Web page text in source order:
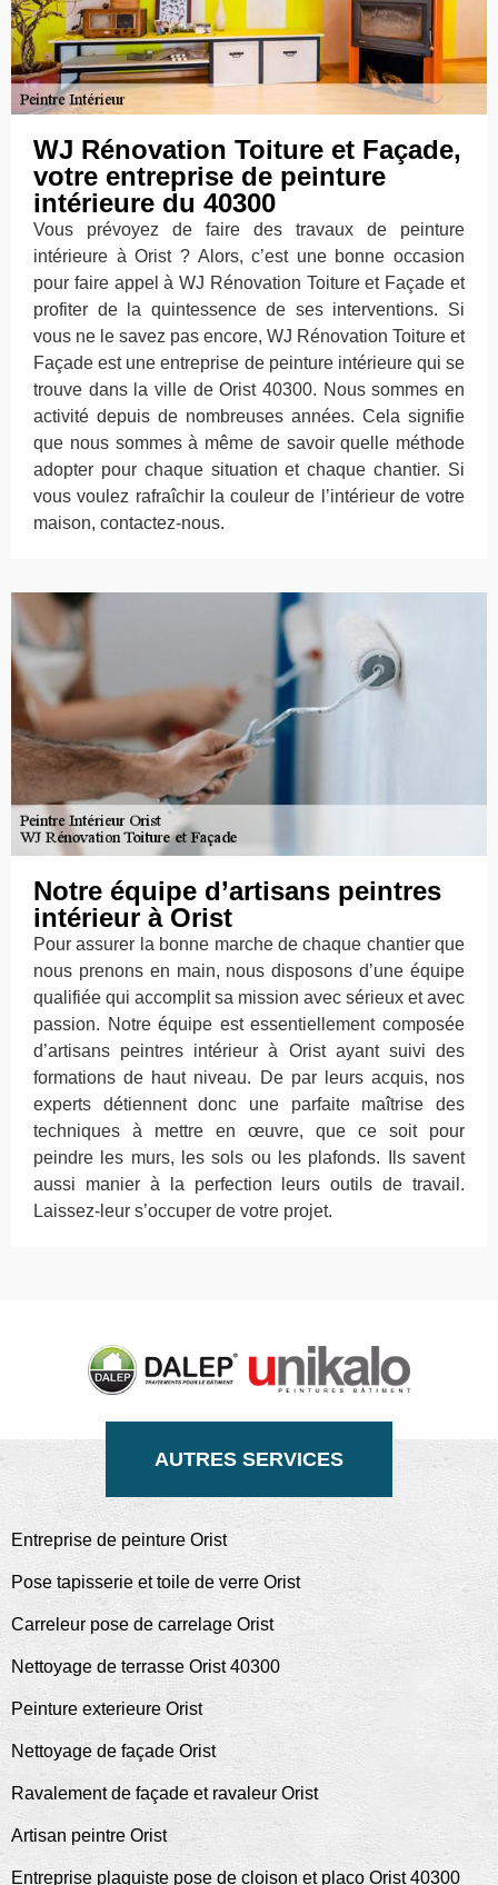
WJ Rénovation Toiture et Façade,
votre entreprise de peinture
intérieure du 40300
Vous prévoyez de faire des travaux de peinture
intérieure à Orist ? Alors, c’est une bonne occasion
pour faire appel à WJ Rénovation Toiture et Façade et
profiter de la quintessence de ses interventions. Si
vous ne le savez pas encore, WJ Rénovation Toiture et
Façade est une entreprise de peinture intérieure qui se
trouve dans la ville de Orist 40300. Nous sommes en
activité depuis de nombreuses années. Cela signifie
que nous sommes à même de savoir quelle méthode
adopter pour chaque situation et chaque chantier. Si
vous voulez rafraîchir la couleur de l’intérieur de votre
maison, contactez-nous.
Notre équipe d’artisans peintres
intérieur à Orist
Pour assurer la bonne marche de chaque chantier que
nous prenons en main, nous disposons d’une équipe
qualifiée qui accomplit sa mission avec sérieux et avec
passion. Notre équipe est essentiellement composée
d’artisans peintres intérieur à Orist ayant suivi des
formations de haut niveau. De par leurs acquis, nos
experts détiennent donc une parfaite maîtrise des
techniques à mettre en œuvre, que ce soit pour
peindre les murs, les sols ou les plafonds. Ils savent
aussi manier à la perfection leurs outils de travail.
Laissez-leur s’occuper de votre projet.
AUTRES SERVICES
Entreprise de peinture Orist
Pose tapisserie et toile de verre Orist
Carreleur pose de carrelage Orist
Nettoyage de terrasse Orist 40300
Peinture exterieure Orist
Nettoyage de façade Orist
Ravalement de façade et ravaleur Orist
Artisan peintre Orist
Entreprise plaquiste pose de cloison et placo Orist 40300